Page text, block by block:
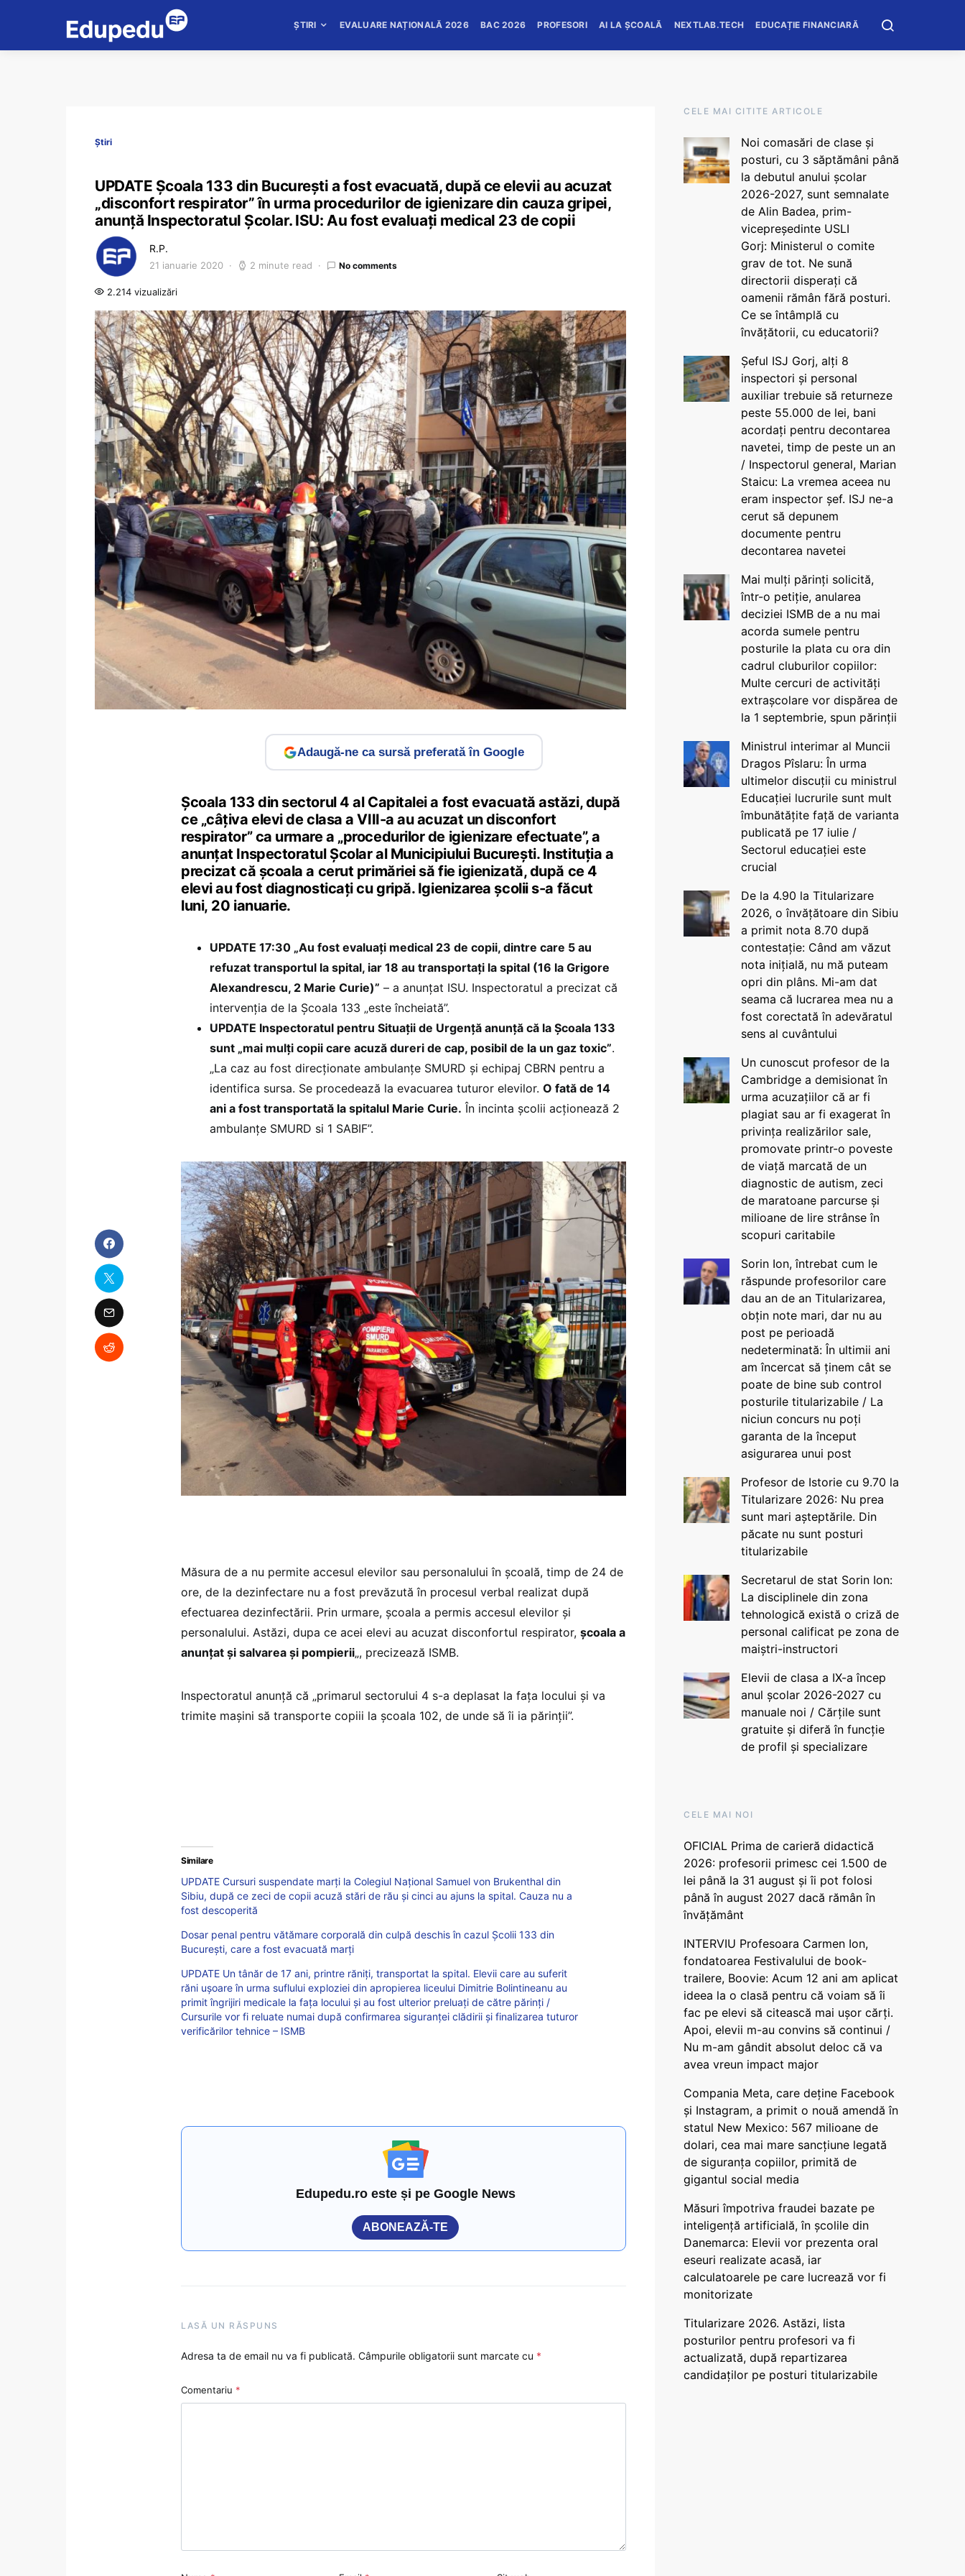
ȘTIRI EVALUARE NAȚIONALĂ 2026 BAC 2026 PROFESORI AI LA ȘCOALĂ NEXTLAB.TECH EDUCAȚIE FINANCIARĂ
Știri
UPDATE Școala 133 din București a fost evacuată, după ce elevii au acuzat
„disconfort respirator” în urma procedurilor de igienizare din cauza gripei,
anunță Inspectoratul Școlar. ISU: Au fost evaluați medical 23 de copii
R.P.
21 ianuarie 2020 2 minute read No comments
2.214 vizualizări
Adaugă-ne ca sursă preferată în Google
Școala 133 din sectorul 4 al Capitalei a fost evacuată astăzi, după
ce „câțiva elevi de clasa a VIII-a au acuzat un disconfort
respirator” ca urmare a „procedurilor de igienizare efectuate”, a
anunțat Inspectoratul Școlar al Municipiului București. Instituția a
precizat că școala a cerut primăriei să fie igienizată, după ce 4
elevi au fost diagnosticați cu gripă. Igienizarea școlii s-a făcut
luni, 20 ianuarie.
UPDATE 17:30 „Au fost evaluați medical 23 de copii, dintre care 5 au
refuzat transportul la spital, iar 18 au transportați la spital (16 la Grigore
Alexandrescu, 2 Marie Curie)” – a anunțat ISU. Inspectoratul a precizat că
intervenția de la Școala 133 „este încheiată”.
UPDATE Inspectoratul pentru Situații de Urgență anunță că la Școala 133
sunt „mai mulți copii care acuză dureri de cap, posibil de la un gaz toxic”.
„La caz au fost direcționate ambulanțe SMURD și echipaj CBRN pentru a
identifica sursa. Se procedează la evacuarea tuturor elevilor. O fată de 14
ani a fost transportată la spitalul Marie Curie. În incinta școlii acționează 2
ambulanțe SMURD si 1 SABIF”.
Măsura de a nu permite accesul elevilor sau personalului în școală, timp de 24 de
ore, de la dezinfectare nu a fost prevăzută în procesul verbal realizat după
efectuarea dezinfectării. Prin urmare, școala a permis accesul elevilor și
personalului. Astăzi, dupa ce acei elevi au acuzat disconfortul respirator, școala a
anunțat și salvarea și pompierii„, precizează ISMB.
Inspectoratul anunță că „primarul sectorului 4 s-a deplasat la fața locului și va
trimite mașini să transporte copiii la școala 102, de unde să îi ia părinții”.
Similare
UPDATE Cursuri suspendate marți la Colegiul Național Samuel von Brukenthal din
Sibiu, după ce zeci de copii acuză stări de rău și cinci au ajuns la spital. Cauza nu a
fost descoperită
Dosar penal pentru vătămare corporală din culpă deschis în cazul Școlii 133 din
București, care a fost evacuată marți
UPDATE Un tânăr de 17 ani, printre răniți, transportat la spital. Elevii care au suferit
răni ușoare în urma suflului exploziei din apropierea liceului Dimitrie Bolintineanu au
primit îngrijiri medicale la fața locului și au fost ulterior preluați de către părinți /
Cursurile vor fi reluate numai după confirmarea siguranței clădirii și finalizarea tuturor
verificărilor tehnice – ISMB
Edupedu.ro este și pe Google News
ABONEAZĂ-TE
LASĂ UN RĂSPUNS
Adresa ta de email nu va fi publicată. Câmpurile obligatorii sunt marcate cu *
Comentariu *
CELE MAI CITITE ARTICOLE
Noi comasări de clase și
posturi, cu 3 săptămâni până
la debutul anului școlar
2026-2027, sunt semnalate
de Alin Badea, prim-
vicepreședinte USLI
Gorj: Ministerul o comite
grav de tot. Ne sună
directorii disperați că
oamenii rămân fără posturi.
Ce se întâmplă cu
învățătorii, cu educatorii?
Șeful ISJ Gorj, alți 8
inspectori și personal
auxiliar trebuie să returneze
peste 55.000 de lei, bani
acordați pentru decontarea
navetei, timp de peste un an
/ Inspectorul general, Marian
Staicu: La vremea aceea nu
eram inspector șef. ISJ ne-a
cerut să depunem
documente pentru
decontarea navetei
Mai mulți părinți solicită,
într-o petiție, anularea
deciziei ISMB de a nu mai
acorda sumele pentru
posturile la plata cu ora din
cadrul cluburilor copiilor:
Multe cercuri de activități
extrașcolare vor dispărea de
la 1 septembrie, spun părinții
Ministrul interimar al Muncii
Dragos Pîslaru: În urma
ultimelor discuții cu ministrul
Educației lucrurile sunt mult
îmbunătățite față de varianta
publicată pe 17 iulie /
Sectorul educației este
crucial
De la 4.90 la Titularizare
2026, o învățătoare din Sibiu
a primit nota 8.70 după
contestație: Când am văzut
nota inițială, nu mă puteam
opri din plâns. Mi-am dat
seama că lucrarea mea nu a
fost corectată în adevăratul
sens al cuvântului
Un cunoscut profesor de la
Cambridge a demisionat în
urma acuzațiilor că ar fi
plagiat sau ar fi exagerat în
privința realizărilor sale,
promovate printr-o poveste
de viață marcată de un
diagnostic de autism, zeci
de maratoane parcurse și
milioane de lire strânse în
scopuri caritabile
Sorin Ion, întrebat cum le
răspunde profesorilor care
dau an de an Titularizarea,
obțin note mari, dar nu au
post pe perioadă
nedeterminată: În ultimii ani
am încercat să ținem cât se
poate de bine sub control
posturile titularizabile / La
niciun concurs nu poți
garanta de la început
asigurarea unui post
Profesor de Istorie cu 9.70 la
Titularizare 2026: Nu prea
sunt mari așteptările. Din
păcate nu sunt posturi
titularizabile
Secretarul de stat Sorin Ion:
La disciplinele din zona
tehnologică există o criză de
personal calificat pe zona de
maiștri-instructori
Elevii de clasa a IX-a încep
anul școlar 2026-2027 cu
manuale noi / Cărțile sunt
gratuite și diferă în funcție
de profil și specializare
CELE MAI NOI
OFICIAL Prima de carieră didactică
2026: profesorii primesc cei 1.500 de
lei până la 31 august și îi pot folosi
până în august 2027 dacă rămân în
învățământ
INTERVIU Profesoara Carmen Ion,
fondatoarea Festivalului de book-
trailere, Boovie: Acum 12 ani am aplicat
ideea la o clasă pentru că voiam să îi
fac pe elevi să citească mai ușor cărți.
Apoi, elevii m-au convins să continui /
Nu m-am gândit absolut deloc că va
avea vreun impact major
Compania Meta, care deține Facebook
și Instagram, a primit o nouă amendă în
statul New Mexico: 567 milioane de
dolari, cea mai mare sancțiune legată
de siguranța copiilor, primită de
gigantul social media
Măsuri împotriva fraudei bazate pe
inteligență artificială, în școlile din
Danemarca: Elevii vor prezenta oral
eseuri realizate acasă, iar
calculatoarele pe care lucrează vor fi
monitorizate
Titularizare 2026. Astăzi, lista
posturilor pentru profesori va fi
actualizată, după repartizarea
candidaților pe posturi titularizabile